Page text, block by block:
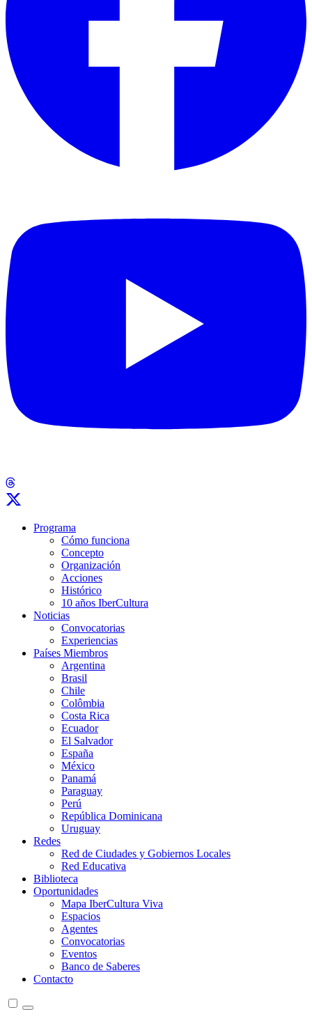
Programa
Cómo funciona
Concepto
Organización
Acciones
Histórico
10 años IberCultura
Noticias
Convocatorias
Experiencias
Países Miembros
Argentina
Brasil
Chile
Colômbia
Costa Rica
Ecuador
El Salvador
España
México
Panamá
Paraguay
Perú
República Dominicana
Uruguay
Redes
Red de Ciudades y Gobiernos Locales
Red Educativa
Biblioteca
Oportunidades
Mapa IberCultura Viva
Espacios
Agentes
Convocatorias
Eventos
Banco de Saberes
Contacto